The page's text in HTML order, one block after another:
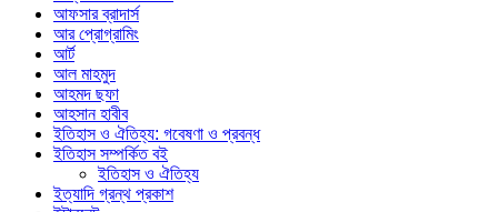
আফসার ব্রাদার্স
আর প্রোগ্রামিং
আর্ট
আল মাহমুদ
আহমদ ছফা
আহসান হাবীব
ইতিহাস ও ঐতিহ্য: গবেষণা ও প্রবন্ধ
ইতিহাস সম্পর্কিত বই
ইতিহাস ও ঐতিহ্য
ইত্যাদি গ্রন্থ প্রকাশ